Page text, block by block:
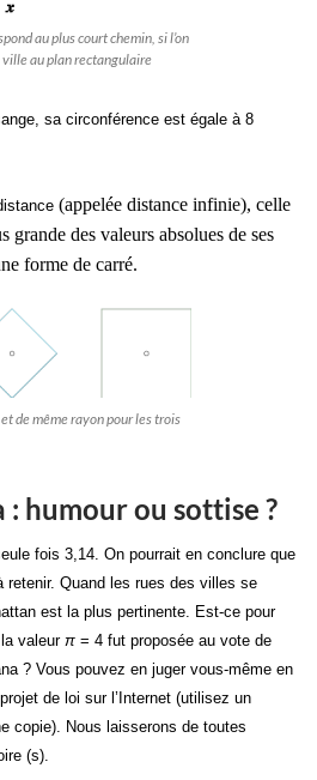
au plus court chemin, si l’on
ville au plan rectangulaire
sa circonférence est égale à 8
(appelée distance infinie), celle
des valeurs absolues de ses
forme de carré.
de même rayon pour les trois
: humour ou sottise ?
fois 3,14. On pourrait en conclure que
Quand les rues des villes se
est la plus pertinente. Est-ce pour
valeurπ = 4 fut proposée au vote de
? Vous pouvez en juger vous-même en
de loi sur l’Internet (utilisez un
copie). Nous laisserons de toutes
(s).